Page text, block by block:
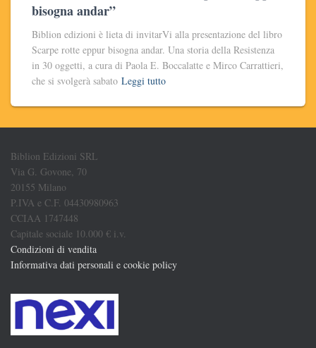
bisogna andar”
Biblion edizioni è lieta di invitarVi alla presentazione del libro
Scarpe rotte eppur bisogna andar. Una storia della Resistenza
in 30 oggetti, a cura di Paola E. Boccalatte e Mirco Carrattieri,
che si svolgerà sabato Leggi tutto
Biblion Edizioni SRL
Via G. Govone, 70
20155 Milano
P.IVA e C.F. 04430980963
CCIAA 1747448
Capitale sociale 10.000 € i.v.
Condizioni di vendita
Informativa dati personali e cookie policy